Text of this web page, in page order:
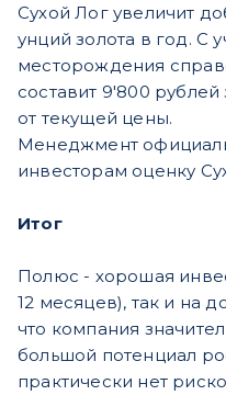
Сухой Лог увеличит
унций золота в год. С
месторождения
составит 9'800
от текущей цены.
Менеджмент
инвесторам оценку
Итог
Полюс - хорошая
12 месяцев), так и на
что компания
большой потенциал
практически нет